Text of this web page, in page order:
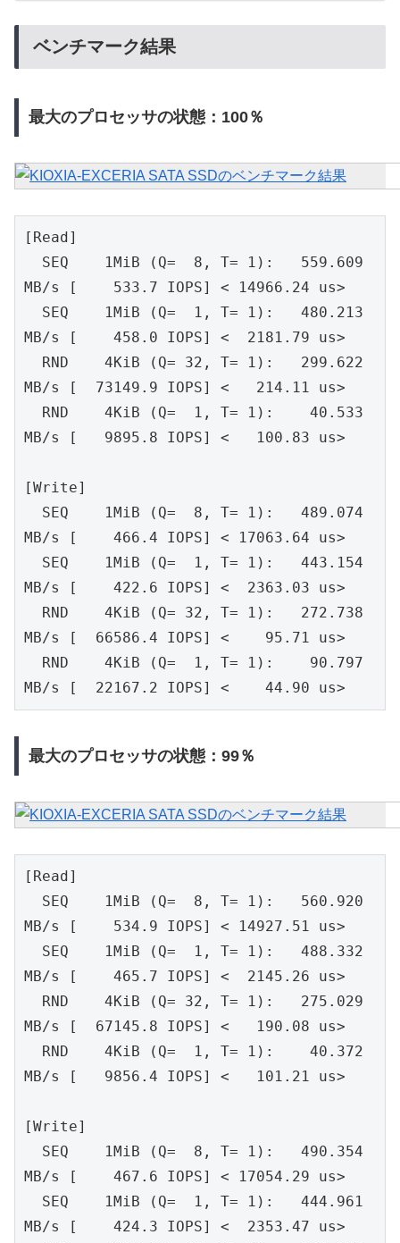
ベンチマーク結果
最大のプロセッサの状態：100％
[Read]
MB/s [    533.7 IOPS] < 14966.24 us>
MB/s [    458.0 IOPS] <  2181.79 us>
MB/s [  73149.9 IOPS] <   214.11 us>
MB/s [   9895.8 IOPS] <   100.83 us>
[Write]
MB/s [    466.4 IOPS] < 17063.64 us>
MB/s [    422.6 IOPS] <  2363.03 us>
MB/s [  66586.4 IOPS] <    95.71 us>
MB/s [  22167.2 IOPS] <    44.90 us>
最大のプロセッサの状態：99％
[Read]
MB/s [    534.9 IOPS] < 14927.51 us>
MB/s [    465.7 IOPS] <  2145.26 us>
MB/s [  67145.8 IOPS] <   190.08 us>
MB/s [   9856.4 IOPS] <   101.21 us>
[Write]
MB/s [    467.6 IOPS] < 17054.29 us>
MB/s [    424.3 IOPS] <  2353.47 us>